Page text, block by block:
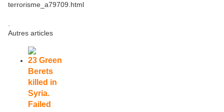
terrorisme_a79709.html
.
Autres articles
23 Green
Berets
killed in
Syria.
Failed